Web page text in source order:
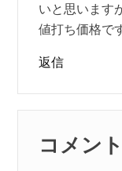
いと思います
値打ち価格で
返信
コメン